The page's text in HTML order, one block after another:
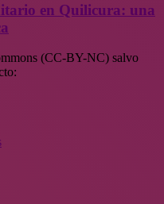
en Quilicura: una
(CC-BY-NC) salvo